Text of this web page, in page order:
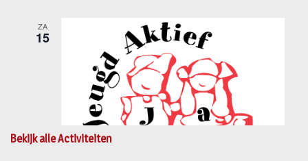
Bekijk alle Activiteiten